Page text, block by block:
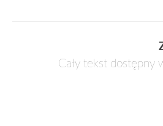
Cały tekst dostępny